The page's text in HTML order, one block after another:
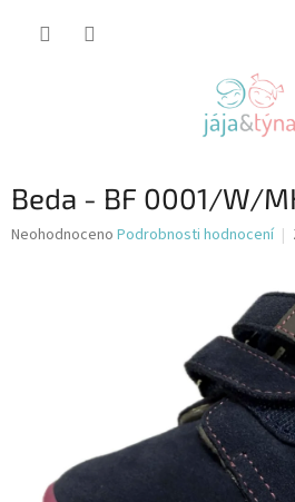
Beda - BF 0001/W/
Průměrné
Neohodnoceno Podrobnosti hodnocení